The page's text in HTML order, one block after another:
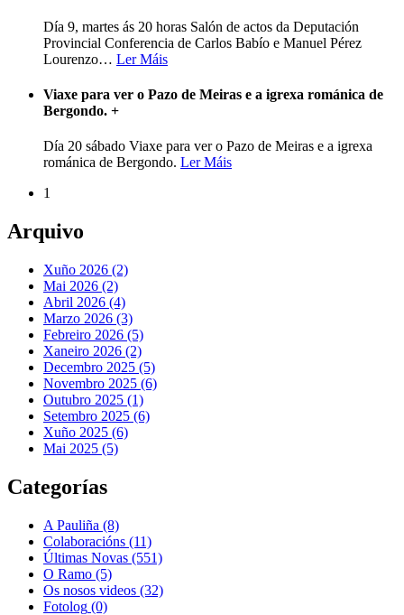
Día 9, martes ás 20 horas Salón de actos da Deputación
Provincial Conferencia de Carlos Babío e Manuel Pérez
Lourenzo… Ler Máis
Viaxe para ver o Pazo de Meiras e a igrexa románica de
Bergondo. +
Día 20 sábado Viaxe para ver o Pazo de Meiras e a igrexa
románica de Bergondo. Ler Máis
1
Arquivo
Xuño 2026 (2)
Mai 2026 (2)
Abril 2026 (4)
Marzo 2026 (3)
Febreiro 2026 (5)
Xaneiro 2026 (2)
Decembro 2025 (5)
Novembro 2025 (6)
Outubro 2025 (1)
Setembro 2025 (6)
Xuño 2025 (6)
Mai 2025 (5)
Categorías
A Pauliña (8)
Colaboracións (11)
Últimas Novas (551)
O Ramo (5)
Os nosos videos (32)
Fotolog (0)